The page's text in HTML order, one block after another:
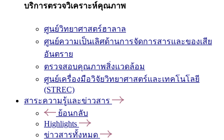
บริการตรวจวิเคราะห์คุณภาพ
ศูนย์วิทยาศาสตร์ฮาลาล
ศูนย์ความเป็นเลิศด้านการจัดการสารและของเสีย
อันตราย
ตรวจสอบคุณภาพสิ่งแวดล้อม
ศูนย์เครื่องมือวิจัยวิทยาศาสตร์และเทคโนโลยี
(STREC)
สาระความรู้และข่าวสาร
ย้อนกลับ
Highlights
ข่าวสารทั้งหมด